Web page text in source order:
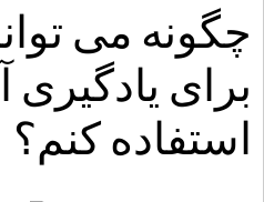
چگونه می
برای یادگیری
استفاده کنم؟